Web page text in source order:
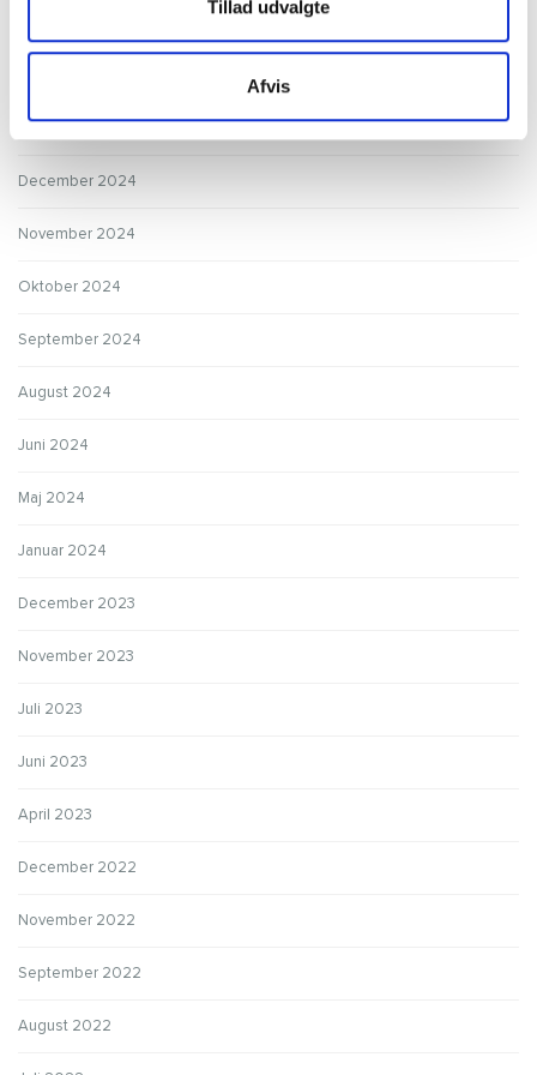
Tillad udvalgte
Afvis
Januar 2025
December 2024
November 2024
Oktober 2024
September 2024
August 2024
Juni 2024
Maj 2024
Januar 2024
December 2023
November 2023
Juli 2023
Juni 2023
April 2023
December 2022
November 2022
September 2022
August 2022